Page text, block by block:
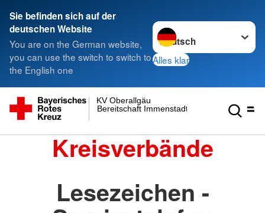
Sie befinden sich auf der
deutschen Website
You are on the German website,
you can use the switch to switch to
the English one
Sprache wechseln zu
Alles klar
Bereitschaft Immenstadt
KV Oberallgäu
Kreisverbände
Lesezeichen -